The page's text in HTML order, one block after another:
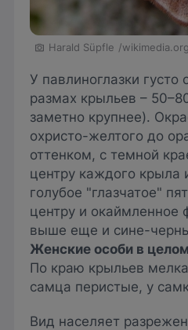
Harald Süpfle /wikimedia.org
У павлиноглазки густо
размах крыльев –
заметно крупнее).
охристо-желтого до
оттенком, с темной
центру каждого крыла
голубое "глазчатое"
центру и окаймленное
выше еще и сине-
Женские особи в
По краю крыльев
самца перистые, у
Вид населяет